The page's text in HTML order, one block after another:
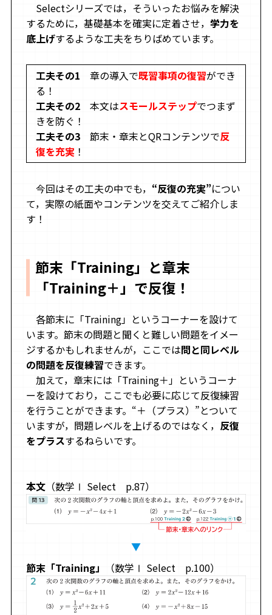
Selectシリーズでは，そういったお悩みを解決
するために，基礎基本を確実に定着させ， 学力を
底上げするような工夫をちりばめています。
工夫その1 章の導入で既習事項の復習ができ
る！
工夫その2本文はスモールステップでつまず
きを防ぐ！
工夫その3節末・章末とQRコンテンツで反
復を充実 ！
今回はその工夫の中でも， “反復の充実”につい
て，実際の紙面やコンテンツを交えてご紹介しま
す！
節末「Training」と章末
「Training＋」で反復！
各節末に「Training」というコーナーを設けて
います。節末の問題と聞くと難しい問題をイメー
ジするかもしれませんが，ここでは問と同レベル
の問題を反復練習できます。
加えて，章末には「Training＋」というコーナ
ーを設けており，ここでも必要に応じて反復練習
を行うことができます。“＋（プラス）”とついて
いますが，問題レベルを上げるのではなく， 反復
をプラスするねらいです。
本文（数学Ⅰ Select p.87）
▼
節末「Training」
（数学Ⅰ Select p.100）